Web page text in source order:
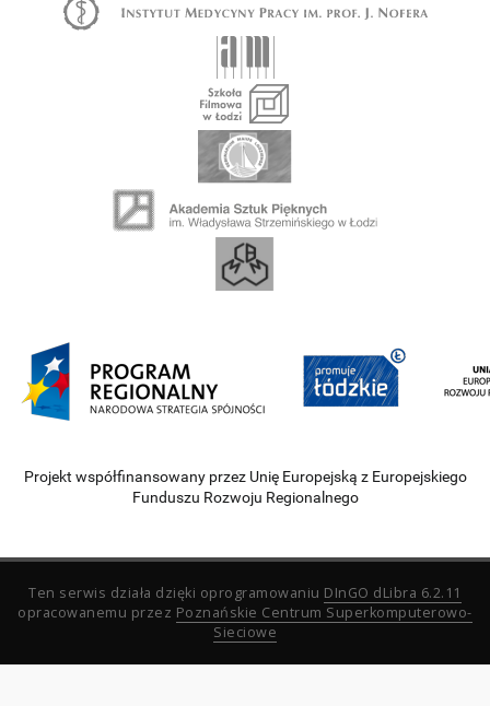
Projekt współfinansowany przez Unię Europejską z Europejskiego
Funduszu Rozwoju Regionalnego
Ten serwis działa dzięki oprogramowaniu DInGO dLibra 6.2.11
opracowanemu przez Poznańskie Centrum Superkomputerowo-
Sieciowe